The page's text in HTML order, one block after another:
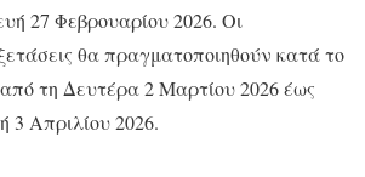
27 Φεβρουαρίου 2026. Οι
θα πραγματοποιηθούν κατά το
τη Δευτέρα 2 Μαρτίου 2026 έως
3 Απριλίου 2026.